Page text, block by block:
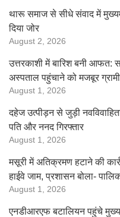
थारू समाज से सीधे संवाद में
दिया जोर
August 2, 2026
उत्तरकाशी में बारिश बनी
अस्पताल पहुंचाने को मजबूर
August 1, 2026
दहेज उत्पीड़न से जुड़ी
पति और ननद गिरफ्तार
August 1, 2026
मसूरी में अतिक्रमण हटाने की
हाईवे जाम, प्रशासन बोला-
August 1, 2026
एनडीआरएफ बटालियन पहुंचे